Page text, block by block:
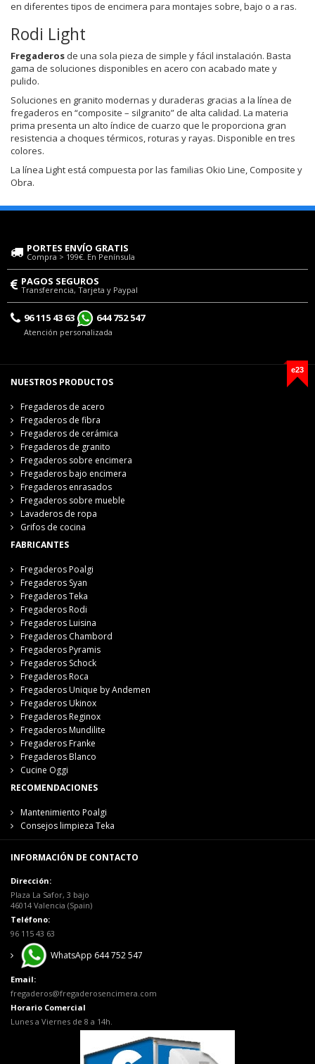
en diferentes tipos de encimera para montajes sobre, bajo o a ras.
Rodi Light
Fregaderos de una sola pieza de simple y fácil instalación. Basta
gama de soluciones disponibles en acero con acabado mate y
pulido.
Soluciones en granito modernas y duraderas gracias a la línea de
fregaderos en “composite – silgranito” de alta calidad. La materia
prima presenta un alto índice de cuarzo que le proporciona gran
resistencia a choques térmicos, roturas y rayas. Disponible en tres
colores.
La línea Light está compuesta por las familias Okio Line, Composite y
Obra.
PORTES ENVÍO GRATIS
Compra > 199€. En Península
PAGOS SEGUROS
Transferencia, Tarjeta y Paypal
96 115 43 63 644 752 547
Atención personalizada
e23
NUESTROS PRODUCTOS
Fregaderos de acero
Fregaderos de fibra
Fregaderos de cerámica
Fregaderos de granito
Fregaderos sobre encimera
Fregaderos bajo encimera
Fregaderos enrasados
Fregaderos sobre mueble
Lavaderos de ropa
Grifos de cocina
FABRICANTES
Fregaderos Poalgi
Fregaderos Syan
Fregaderos Teka
Fregaderos Rodi
Fregaderos Luisina
Fregaderos Chambord
Fregaderos Pyramis
Fregaderos Schock
Fregaderos Roca
Fregaderos Unique by Andemen
Fregaderos Ukinox
Fregaderos Reginox
Fregaderos Mundilite
Fregaderos Franke
Fregaderos Blanco
Cucine Oggi
RECOMENDACIONES
Mantenimiento Poalgi
Consejos limpieza Teka
INFORMACIÓN DE CONTACTO
Dirección:
Plaza La Safor, 3 bajo
46014 Valencia (Spain)
Teléfono:
96 115 43 63
WhatsApp 644 752 547
Email:
fregaderos@fregaderosencimera.com
Horario Comercial
Lunes a Viernes de 8 a 14h.